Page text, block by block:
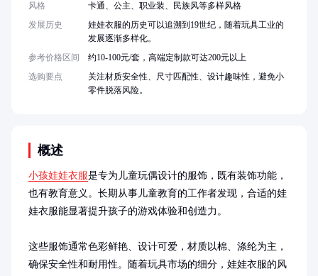
概述
小孩娃娃衣服是专为儿童玩偶设计的服饰，既有装饰功能，
也有教育意义。长期从事儿童教育的工作者发现，合适的娃
娃衣服能显著提升孩子的游戏体验和创造力。
这些服饰通常色彩鲜艳、设计可爱，材质以棉、涤纶为主，
确保安全性和耐用性。随着玩具市场的细分，娃娃衣服的风
风格
卡通、公主、职业装、民族风等多样风格
发展历史
娃娃衣服的历史可以追溯到19世纪，随着玩具工业的
发展逐渐多样化。
参考价格区间
约10-100元/套，高端定制款可达200元以上
选购要点
关注材质安全性、尺寸匹配性、设计趣味性，避免小
零件脱落风险。